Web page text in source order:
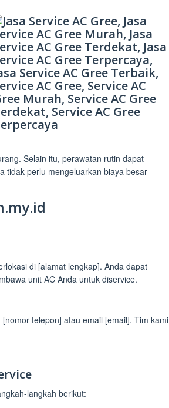
Selain itu, perawatan rutin dapat
tidak perlu mengeluarkan biaya besar
di [alamat lengkap]. Anda dapat
unit AC Anda untuk diservice.
telepon] atau email [email]. Tim kami
langkah berikut: